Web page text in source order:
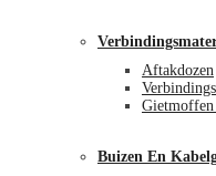
Aftakdozen
Buizen En